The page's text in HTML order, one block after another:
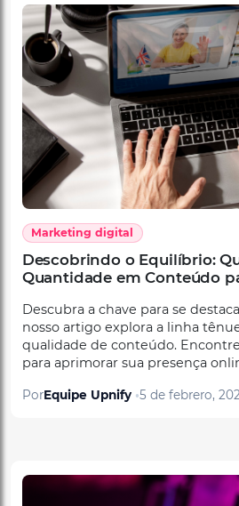
Marketing digital
Descobrindo o Equilíbrio:
Quantidade em Conteúdo
Descubra a chave para se
qualidade de conteúdo.
para aprimorar sua presença
PorEquipe Upnify 5 de febrero,